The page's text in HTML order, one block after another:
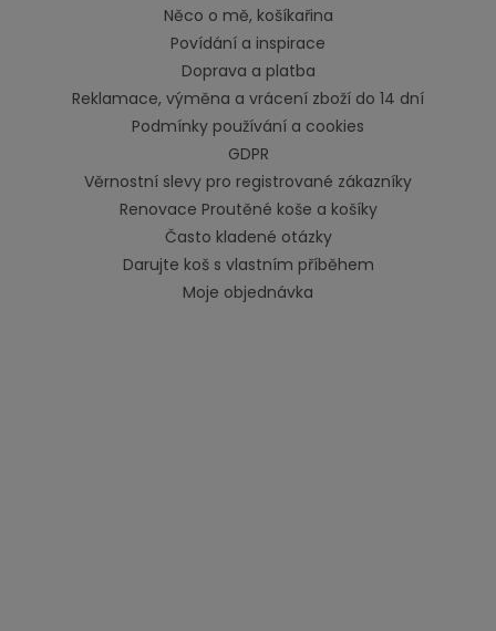
Něco o mě, košíkařina
Povídání a inspirace
Doprava a platba
Reklamace, výměna a vrácení zboží do 14 dní
Podmínky používání a cookies
GDPR
Věrnostní slevy pro registrované zákazníky
Renovace Proutěné koše a košíky
Často kladené otázky
Darujte koš s vlastním příběhem
Moje objednávka